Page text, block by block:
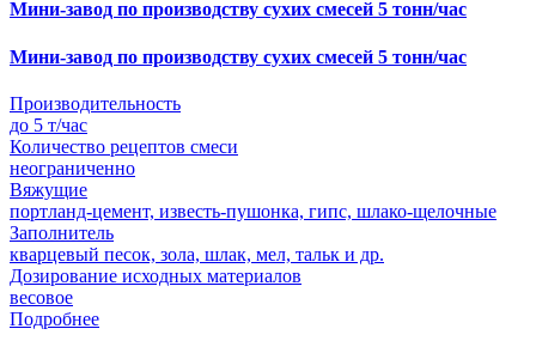
Мини-завод по производству сухих смесей 5 тонн/час
Мини-завод по производству сухих смесей 5 тонн/час
Производительность
до 5 т/час
Количество рецептов смеси
неограниченно
Вяжущие
портланд-цемент, известь-пушонка, гипс, шлако-щелочные
Заполнитель
кварцевый песок, зола, шлак, мел, тальк и др.
Дозирование исходных материалов
весовое
Подробнее